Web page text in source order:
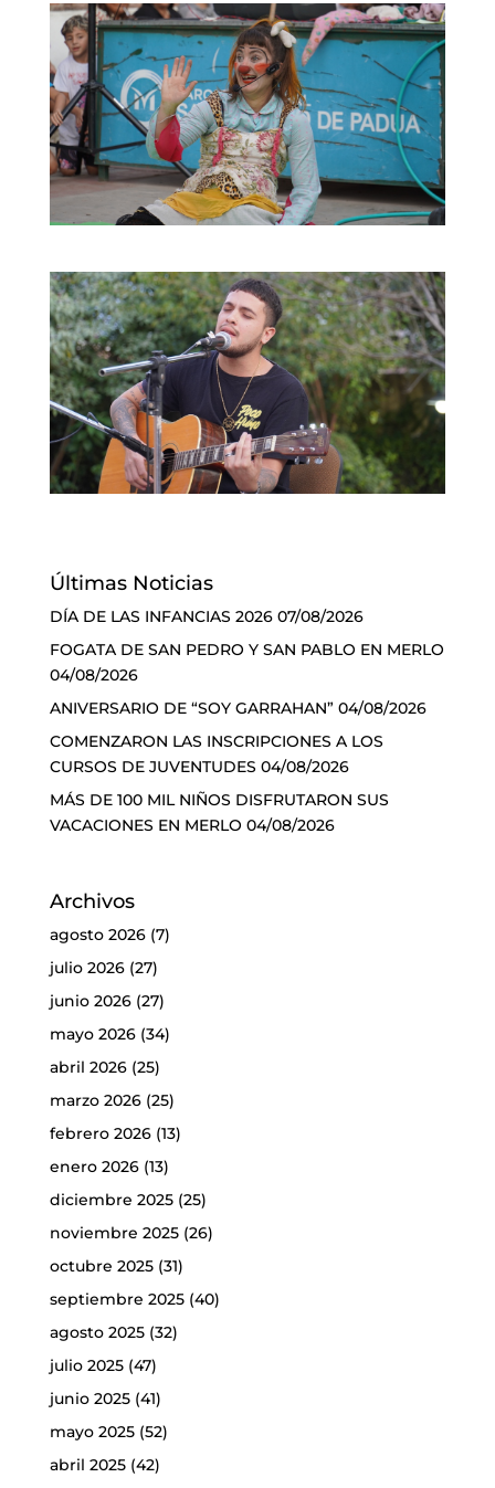
Últimas Noticias
DÍA DE LAS INFANCIAS 2026 07/08/2026
FOGATA DE SAN PEDRO Y SAN PABLO EN MERLO
04/08/2026
ANIVERSARIO DE “SOY GARRAHAN” 04/08/2026
COMENZARON LAS INSCRIPCIONES A LOS
CURSOS DE JUVENTUDES 04/08/2026
MÁS DE 100 MIL NIÑOS DISFRUTARON SUS
VACACIONES EN MERLO 04/08/2026
Archivos
agosto 2026(7)
julio 2026(27)
junio 2026(27)
mayo 2026(34)
abril 2026(25)
marzo 2026(25)
febrero 2026(13)
enero 2026(13)
diciembre 2025(25)
noviembre 2025(26)
octubre 2025(31)
septiembre 2025(40)
agosto 2025(32)
julio 2025(47)
junio 2025(41)
mayo 2025(52)
abril 2025(42)